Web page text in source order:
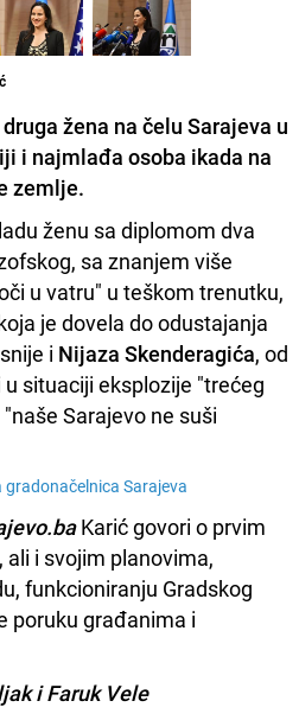
žena na čelu Sarajeva u
i najmlađa osoba ikada na
zemlje.
ženu sa diplomom dva
sa znanjem više
u vatru" u teškom trenutku,
je dovela do odustajanja
i Nijaza Skenderagića, od
situaciji eksplozije "trećeg
Sarajevo ne suši
gradonačelnica Sarajeva
Karić govori o prvim
i svojim planovima,
funkcioniranju Gradskog
poruku građanima i
i Faruk Vele